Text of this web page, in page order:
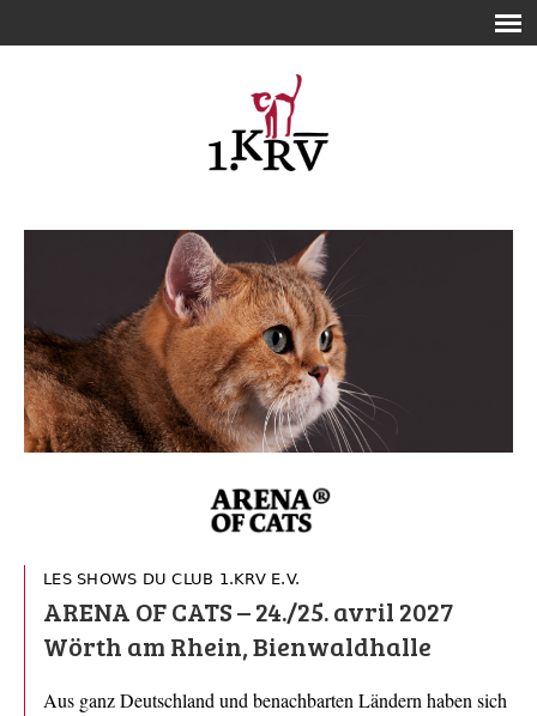
LES SHOWS DU CLUB 1.KRV E.V.
ARENA OF CATS – 24./25. avril 2027
Wörth am Rhein, Bienwaldhalle
Aus ganz Deutschland und benachbarten Ländern haben sich